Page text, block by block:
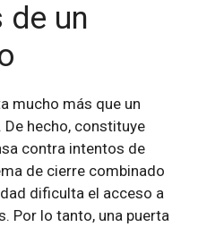
de un
mucho más que un
hecho, constituye
contra intentos de
de cierre combinado
dificulta el acceso a
Por lo tanto, una puerta